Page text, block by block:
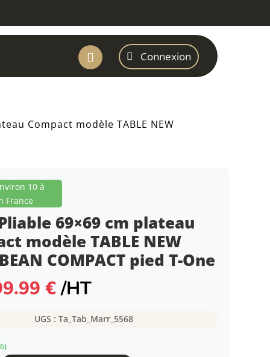
 Connexion
Compact modèle TABLE NEW
10 à
France
69×69 cm plateau
modèle TABLE NEW
COMPACT pied T-One
:
€.
€Le
prix
actuel
est :
/HT
UGS : Ta_Tab_Marr_5568